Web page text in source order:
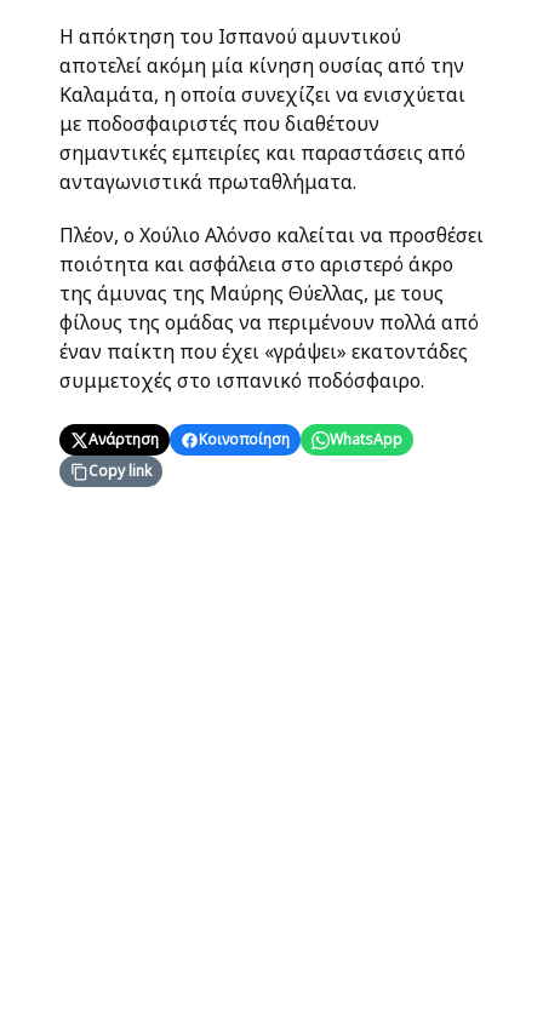
Η απόκτηση του Ισπανού αμυντικού
αποτελεί ακόμη μία κίνηση ουσίας από την
Καλαμάτα, η οποία συνεχίζει να ενισχύεται
με ποδοσφαιριστές που διαθέτουν
σημαντικές εμπειρίες και παραστάσεις από
ανταγωνιστικά πρωταθλήματα.
Πλέον, ο Χούλιο Αλόνσο καλείται να προσθέσει
ποιότητα και ασφάλεια στο αριστερό άκρο
της άμυνας της Μαύρης Θύελλας, με τους
φίλους της ομάδας να περιμένουν πολλά από
έναν παίκτη που έχει «γράψει» εκατοντάδες
συμμετοχές στο ισπανικό ποδόσφαιρο.
Ανάρτηση Κοινοποίηση
WhatsApp
Copy link